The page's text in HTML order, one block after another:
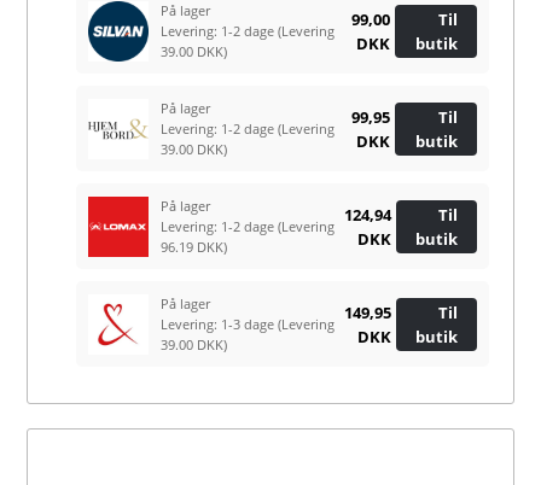
På lager
Levering: 1-2 dage(Levering
39.00 DKK)
99,00
DKK
Til
butik
På lager
Levering: 1-2 dage(Levering
39.00 DKK)
99,95
DKK
Til
butik
På lager
Levering: 1-2 dage(Levering
96.19 DKK)
124,94
DKK
Til
butik
På lager
Levering: 1-3 dage(Levering
39.00 DKK)
149,95
DKK
Til
butik